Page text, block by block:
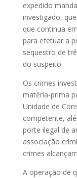
expedido
investigado,
que continua
para efetuar a
sequestro de
do suspeito.
Os crimes
matéria-prima
Unidade de
competente,
porte ilegal de
associação
crimes
A operação de